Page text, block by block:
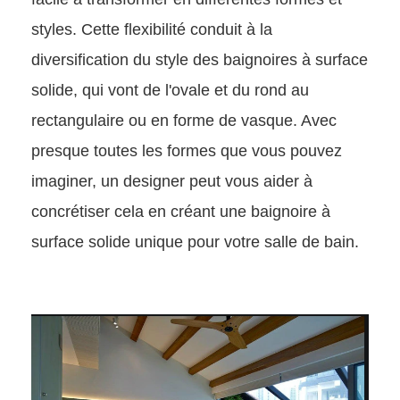
styles. Cette flexibilité conduit à la
diversification du style des baignoires à surface
solide, qui vont de l'ovale et du rond au
rectangulaire ou en forme de vasque. Avec
presque toutes les formes que vous pouvez
imaginer, un designer peut vous aider à
concrétiser cela en créant une baignoire à
surface solide unique pour votre salle de bain.